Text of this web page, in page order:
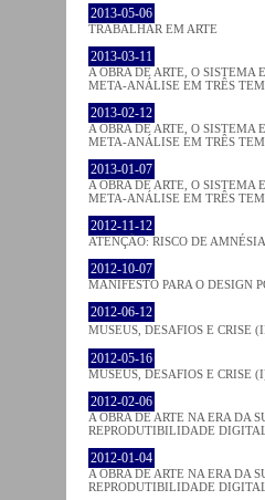
2013-05-06
TRABALHAR EM ARTE
2013-03-11
A OBRA DE ARTE, O SISTEMA
META-ANÁLISE EM TRÊS
2013-02-12
A OBRA DE ARTE, O SISTEMA
META-ANÁLISE EM TRÊS
2013-01-07
A OBRA DE ARTE, O SISTEMA
META-ANÁLISE EM TRÊS
2012-11-12
ATENÇÃO: RISCO DE AMNÉSIA
2012-10-07
MANIFESTO PARA O DESIGN
2012-06-12
MUSEUS, DESAFIOS E
2012-05-16
MUSEUS, DESAFIOS E CRISE
2012-02-06
A OBRA DE ARTE NA ERA DA
REPRODUTIBILIDADE
2012-01-04
A OBRA DE ARTE NA ERA DA
REPRODUTIBILIDADE